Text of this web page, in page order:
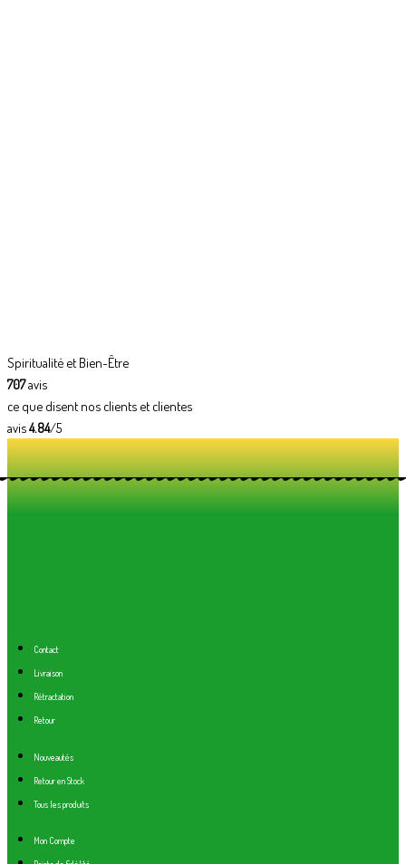
Spiritualité et Bien-Être
707avis
ce que disent nos clients et clientes
avis4.84/5
Contact
Livraison
Rétractation
Retour
Nouveautés
Retour en Stock
Tous les produits
Mon Compte